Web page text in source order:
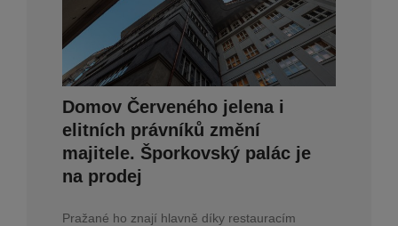
Domov Červeného jelena i
elitních právníků změní
majitele. Šporkovský palác je
na prodej
Pražané ho znají hlavně díky restauracím